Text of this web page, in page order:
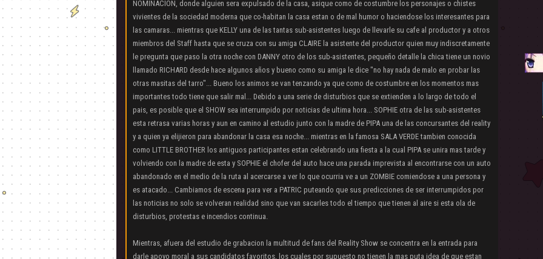
NOMINACION, donde alguien sera expulsado de la casa, asique como de costumbre los personajes o chistes
vivientes de la sociedad moderna que co-habitan la casa estan o de mal humor o haciendose los interesantes para
las camaras... mientras que KELLY una de las tantas sub-asistentes luego de llevarle su cafe al productor y a otros
miembros del Staff hasta que se cruza con su amiga CLAIRE la asistente del productor quien muy indiscretamente
le pregunta que paso la otra noche con DANNY otro de los sub-asistentes, pequeño detalle la chica tiene un novio
llamado RICHARD desde hace algunos años y bueno como su amiga le dice "no hay nada de malo en probar las
otras masitas del tarro"... Bueno los animos se van tenzando ya que como de costumbre en los momentos mas
importantes todo tiene que salir mal... Debido a una serie de disturbios que se extienden a lo largo de todo el
pais, es posible que el SHOW sea interrumpido por noticias de ultima hora... SOPHIE otra de las sub-asistentes
esta retrasa varias horas y aun en camino al estudio junto con la madre de PIPA una de las concursantes del reality
y a quien ya elijieron para abandonar la casa esa noche... mientras en la famosa SALA VERDE tambien conocida
como LITTLE BROTHER los antiguos participantes estan celebrando una fiesta a la cual PIPA se unira mas tarde y
volviendo con la madre de esta y SOPHIE el chofer del auto hace una parada imprevista al encontrarse con un auto
abandonado en el medio de la ruta al acercarse a ver lo que ocurria ve a un ZOMBIE comiendose a una persona y
es atacado... Cambiamos de escena para ver a PATRIC puteando que sus predicciones de ser interrumpidos por
las noticias no solo se volveran realidad sino que van sacarles todo el tiempo que tienen al aire si esta ola de
disturbios, protestas e incendios continua.
Mientras, afuera del estudio de grabacion la multitud de fans del Reality Show se concentra en la entrada para
darle apoyo moral a sus candidatos favoritos, los cuales por supuesto no tienen la mas puta idea de que estan